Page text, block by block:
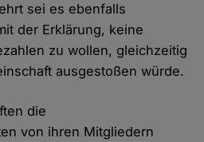
sei es ebenfalls
der Erklärung, keine
zu wollen, gleichzeitig
ausgestoßen würde.
die
von ihren Mitgliedern